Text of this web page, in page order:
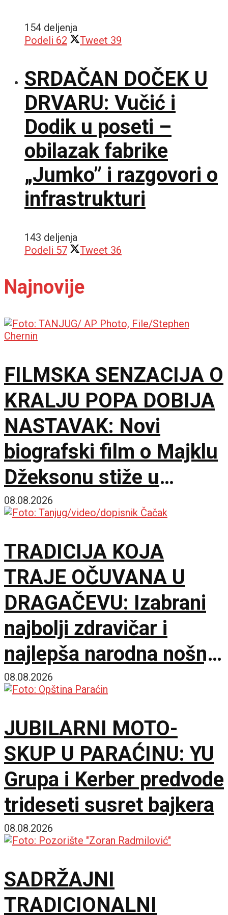
154 deljenja
Podeli 62 Tweet 39
SRDAČAN DOČEK U
DRVARU: Vučić i
Dodik u poseti –
obilazak fabrike
„Jumko” i razgovori o
infrastrukturi
143 deljenja
Podeli 57 Tweet 36
Najnovije
FILMSKA SENZACIJA O
KRALJU POPA DOBIJA
NASTAVAK: Novi
biografski film o Majklu
Džeksonu stiže u
bioskope
08.08.2026
TRADICIJA KOJA
TRAJE OČUVANA U
DRAGAČEVU: Izabrani
najbolji zdravičar i
najlepša narodna nošnja
na 65. Saboru trubača
08.08.2026
JUBILARNI MOTO-
SKUP U PARAĆINU: YU
Grupa i Kerber predvode
trideseti susret bajkera
08.08.2026
SADRŽAJNI
TRADICIONALNI